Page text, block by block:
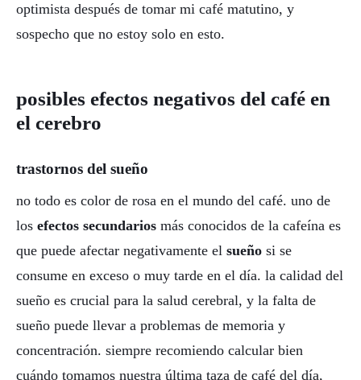
optimista después de tomar mi café matutino, y
sospecho que no estoy solo en esto.
posibles efectos negativos del café en
el cerebro
trastornos del sueño
no todo es color de rosa en el mundo del café. uno de
los efectos secundarios más conocidos de la cafeína es
que puede afectar negativamente el sueño si se
consume en exceso o muy tarde en el día. la calidad del
sueño es crucial para la salud cerebral, y la falta de
sueño puede llevar a problemas de memoria y
concentración. siempre recomiendo calcular bien
cuándo tomamos nuestra última taza de café del día,